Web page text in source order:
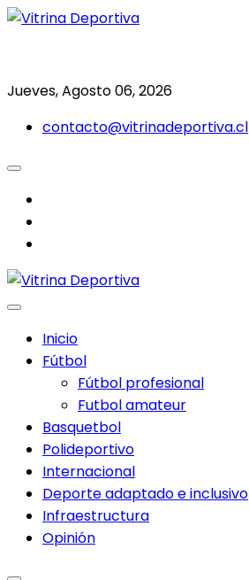
Saltar
Jueves, Agosto 06, 2026
contacto@vitrinadeportiva.cl
Inicio
Fútbol
Fútbol profesional
Futbol amateur
Basquetbol
Polideportivo
Internacional
Deporte adaptado e inclusivo
Infraestructura
Opinión